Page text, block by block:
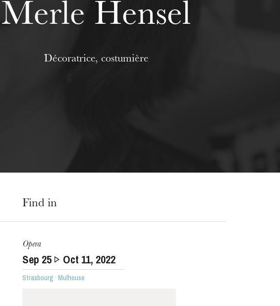
Merle Hensel
Décoratrice, costumière
Find in
Opera
Sep 25 Oct 11, 2022
Strasbourg · Mulhouse